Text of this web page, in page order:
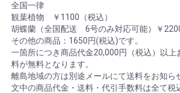
ご注文をいただき、神奈川県横浜市へヤ
配送いたしました。
2023/03/03 お客様から送別用花束のご注
き、川崎市川崎区へヤマト便にて配送い
た。
2023/03/03 お客様から退職祝用花束のご
だき、東京都中野区へヤマト便にて配送
た。
2023/03/02 お客様からお誕生日用花束
全国一律
観葉植物 ￥1100（税込）
胡蝶蘭（全国配送 6号のみ対応可能）￥
その他の商品：1650円(税込)です。
一箇所につき商品代金20,000円（税込）以上
料が無料となります。
離島地域の方は別途メールにて送料をお知ら
文中の商品代金・送料・代引手数料は全て税